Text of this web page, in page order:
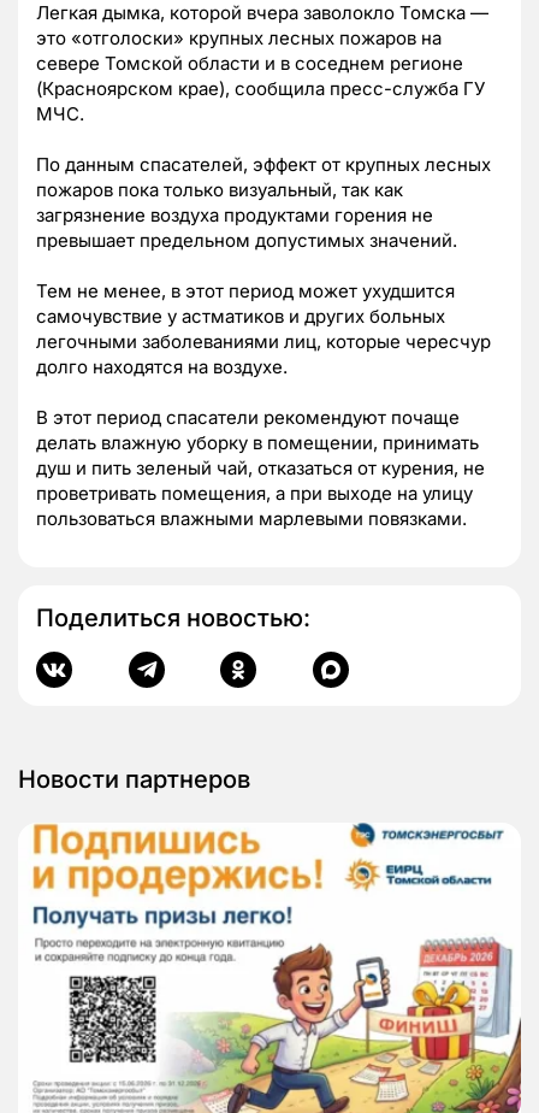
Легкая дымка, которой вчера заволокло Томска —
это «отголоски» крупных лесных пожаров на
севере Томской области и в соседнем регионе
(Красноярском крае), сообщила пресс-служба ГУ
МЧС.
По данным спасателей, эффект от крупных лесных
пожаров пока только визуальный, так как
загрязнение воздуха продуктами горения не
превышает предельном допустимых значений.
Тем не менее, в этот период может ухудшится
самочувствие у астматиков и других больных
легочными заболеваниями лиц, которые чересчур
долго находятся на воздухе.
В этот период спасатели рекомендуют почаще
делать влажную уборку в помещении, принимать
душ и пить зеленый чай, отказаться от курения, не
проветривать помещения, а при выходе на улицу
пользоваться влажными марлевыми повязками.
Поделиться новостью:
Новости партнеров